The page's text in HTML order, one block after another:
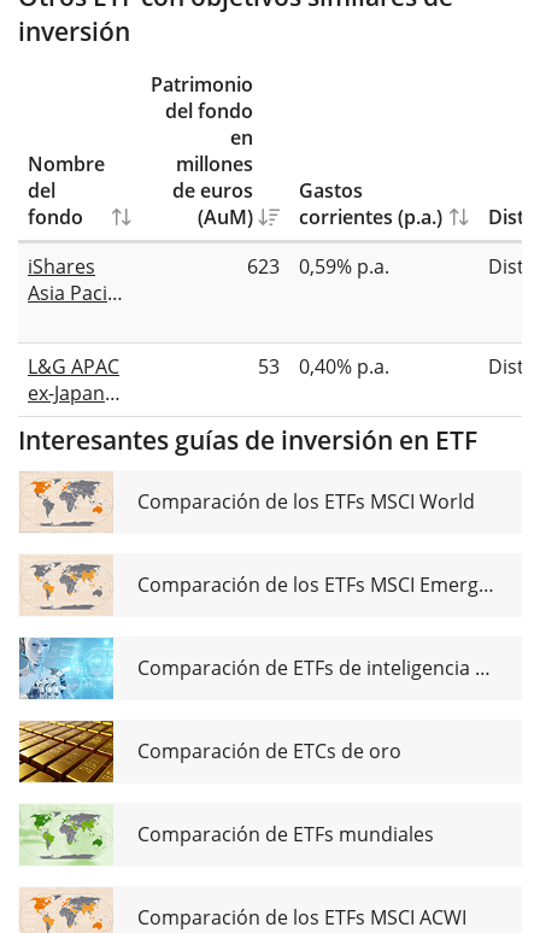
inversión
Nombre
del
fondo
Patrimonio
del fondo
en
millones
de euros
(AuM)
Gastos
corrientes (p.a.)
iShares
Asia Pacific
UCITS ETF
623 0,59% p.a.
L&G APAC
ex-Japan
Quality
Dividends
Equal
Weight
UCITS ETF
USD Dist
53 0,40% p.a.
Interesantes guías de inversión en ETF
Comparación de los ETFs MSCI World
Comparación de los ETFs MSCI Emerging Markets
Comparación de ETFs de inteligencia artificial
Comparación de ETCs de oro
Comparación de ETFs mundiales
Comparación de los ETFs MSCI ACWI